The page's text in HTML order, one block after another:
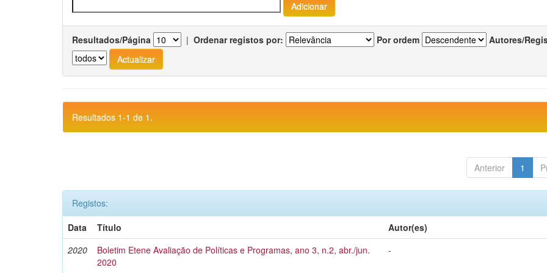
Resultados/Página | Ordenar registos por: Por ordem Autores/
Resultados 1-1 de 1.
Anterior 1
Registos:
Data
Título
Autor(es)
2020
Boletim Etene Avaliação de Políticas e Programas, ano 3, n.2, abr./jun.
2020
-